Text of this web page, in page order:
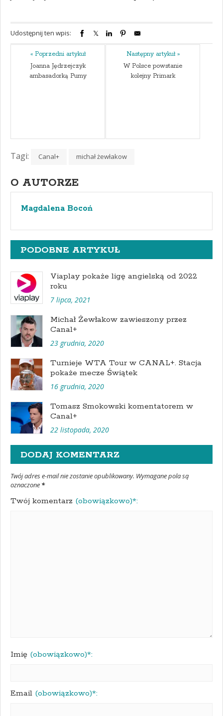
Udostępnij ten wpis:
« Poprzedni artykuł
Joanna Jędrzejczyk
ambasadorką Pumy
Następny artykuł »
W Polsce powstanie
kolejny Primark
Tagi: Canal+ michał żewłakow
O AUTORZE
Magdalena Bocoń
PODOBNE ARTYKUŁ
Viaplay pokaże ligę angielską od 2022
roku
7 lipca, 2021
Michał Żewłakow zawieszony przez
Canal+
23 grudnia, 2020
Turnieje WTA Tour w CANAL+. Stacja
pokaże mecze Świątek
16 grudnia, 2020
Tomasz Smokowski komentatorem w
Canal+
22 listopada, 2020
DODAJ KOMENTARZ
Twój adres e-mail nie zostanie opublikowany. Wymagane pola są
oznaczone *
Twój komentarz (obowiązkowo)*:
Imię (obowiązkowo)*:
Email (obowiązkowo)*: